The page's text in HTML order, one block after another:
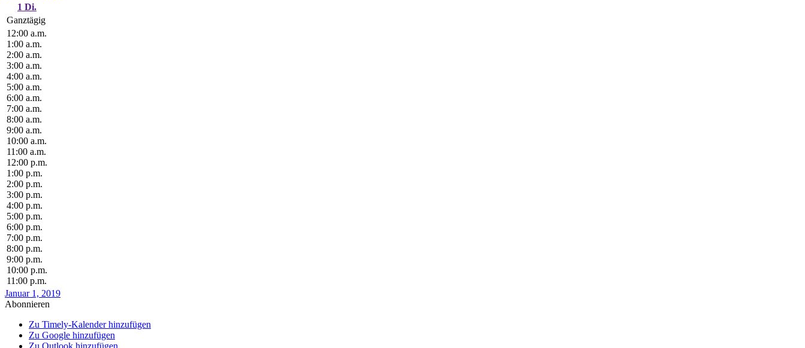
1 Di.
Ganztägig
12:00 a.m.
1:00 a.m.
2:00 a.m.
3:00 a.m.
4:00 a.m.
5:00 a.m.
6:00 a.m.
7:00 a.m.
8:00 a.m.
9:00 a.m.
10:00 a.m.
11:00 a.m.
12:00 p.m.
1:00 p.m.
2:00 p.m.
3:00 p.m.
4:00 p.m.
5:00 p.m.
6:00 p.m.
7:00 p.m.
8:00 p.m.
9:00 p.m.
10:00 p.m.
11:00 p.m.
Januar 1, 2019
Abonnieren
Zu Timely-Kalender hinzufügen
Zu Google hinzufügen
Zu Outlook hinzufügen